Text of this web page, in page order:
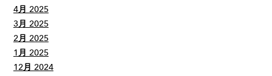
4月 2025
3月 2025
2月 2025
1月 2025
12月 2024